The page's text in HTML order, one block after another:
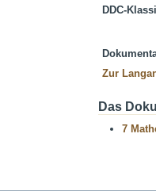
DDC-
Zur
Das
7